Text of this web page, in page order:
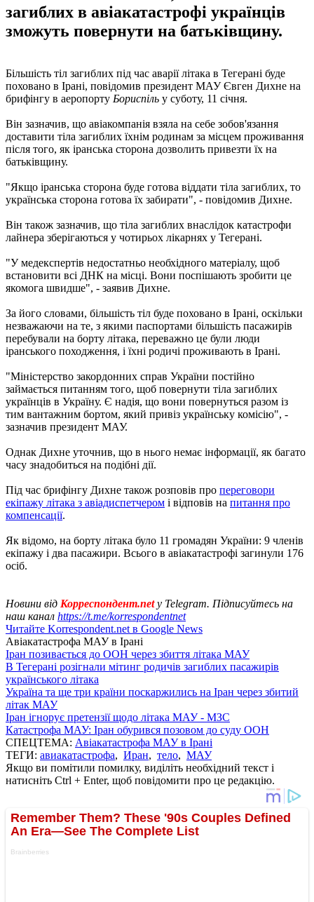
загиблих в авіакатастрофі українців
зможуть повернути на батьківщину.
Більшість тіл загиблих під час аварії літака в Тегерані буде
поховано в Ірані, повідомив президент МАУ Євген Дихне на
брифінгу в аеропорту Бориспіль у суботу, 11 січня.
Він зазначив, що авіакомпанія взяла на себе зобов'язання
доставити тіла загиблих їхнім родинам за місцем проживання
після того, як іранська сторона дозволить привезти їх на
батьківщину.
"Якщо іранська сторона буде готова віддати тіла загиблих, то
українська сторона готова їх забирати", - повідомив Дихне.
Він також зазначив, що тіла загиблих внаслідок катастрофи
лайнера зберігаються у чотирьох лікарнях у Тегерані.
"У медекспертів недостатньо необхідного матеріалу, щоб
встановити всі ДНК на місці. Вони поспішають зробити це
якомога швидше", - заявив Дихне.
За його словами, більшість тіл буде поховано в Ірані, оскільки
незважаючи на те, з якими паспортами більшість пасажирів
перебували на борту літака, переважно це були люди
іранського походження, і їхні родичі проживають в Ірані.
"Міністерство закордонних справ України постійно
займається питанням того, щоб повернути тіла загиблих
українців в Україну. Є надія, що вони повернуться разом із
тим вантажним бортом, який привіз українську комісію", -
зазначив президент МАУ.
Однак Дихне уточнив, що в нього немає інформації, як багато
часу знадобиться на подібні дії.
Під час брифінгу Дихне також розповів про переговори
екіпажу літака з авіадиспетчером і відповів на питання про
компенсації.
Як відомо, на борту літака було 11 громадян України: 9 членів
екіпажу і два пасажири. Всього в авіакатастрофі загинули 176
осіб.
Новини від Корреспондент.netу Telegram. Підписуйтесь на
наш канал https://t.me/korrespondentnet
Читайте Korrespondent.net в Google News
Авіакатастрофа МАУ в Ірані
Іран позивається до ООН через збиття літака МАУ
В Тегерані розігнали мітинг родичів загиблих пасажирів
українського літака
Україна та ще три країни поскаржились на Іран через збитий
літак МАУ
Іран ігнорує претензії щодо літака МАУ - МЗС
Катастрофа МАУ: Іран обурився позовом до суду ООН
СПЕЦТЕМА: Авіакатастрофа МАУ в Ірані
ТЕГИ: авиакатастрофа, Иран, тело, МАУ
Якщо ви помітили помилку, виділіть необхідний текст і
натисніть Ctrl + Enter, щоб повідомити про це редакцію.